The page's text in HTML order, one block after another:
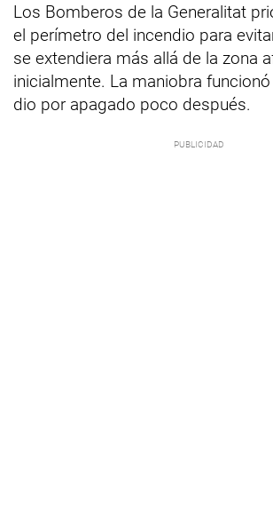
Los Bomberos de la Generalitat
el perímetro del incendio para
se extendiera más allá de la zona
inicialmente. La maniobra
dio por apagado poco después.